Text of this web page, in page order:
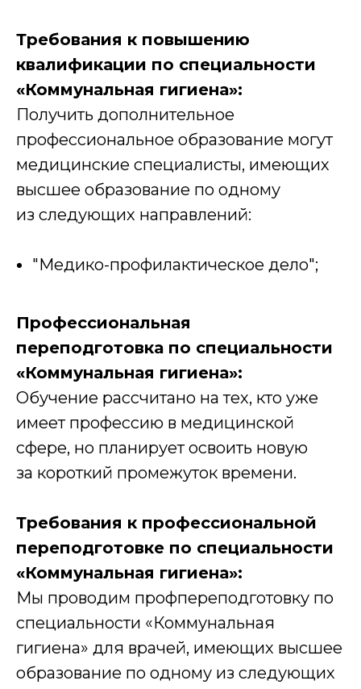
Требования к повышению
квалификации по специальности
«Коммунальная гигиена»:
Получить дополнительное
профессиональное образование могут
медицинские специалисты, имеющих
высшее образование по одному
из следующих направлений:
"Медико-профилактическое дело";
Профессиональная
переподготовка по специальности
«Коммунальная гигиена»:
Обучение рассчитано на тех, кто уже
имеет профессию в медицинской
сфере, но планирует освоить новую
за короткий промежуток времени.
Требования к профессиональной
переподготовке по специальности
«Коммунальная гигиена»:
Мы проводим профпереподготовку по
специальности «Коммунальная
гигиена» для врачей, имеющих высшее
образование по одному из следующих